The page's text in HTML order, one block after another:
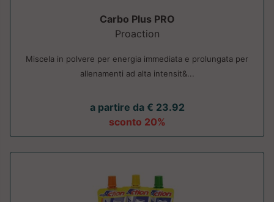
Carbo Plus PRO
Proaction
Miscela in polvere per energia immediata e prolungata per
allenamenti ad alta intensit&...
a partire da € 23.92
sconto 20%